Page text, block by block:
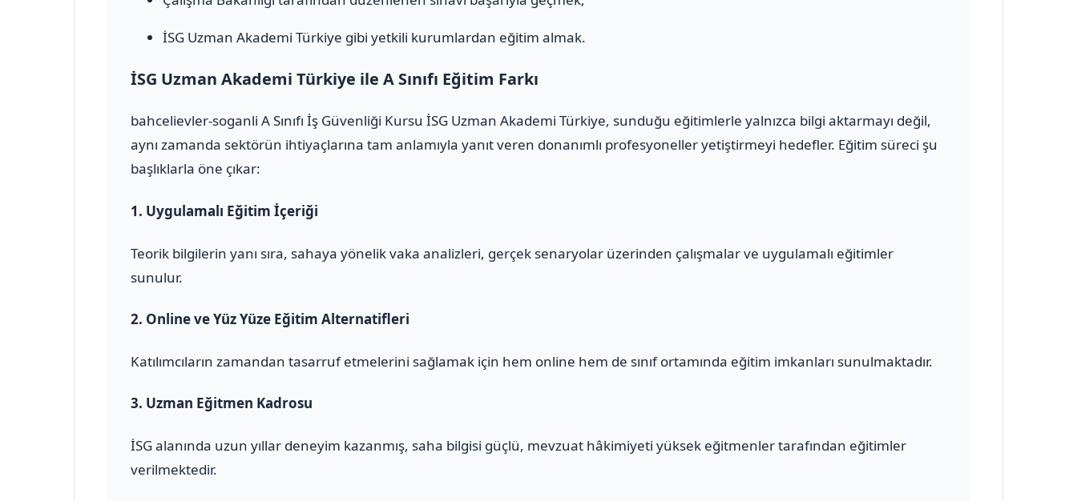
İSG Uzman Akademi Türkiye gibi yetkili kurumlardan eğitim almak.
İSG Uzman Akademi Türkiye ile A Sınıfı Eğitim Farkı
bahcelievler-soganli A Sınıfı İş Güvenliği Kursu İSG Uzman Akademi Türkiye, sunduğu eğitimlerle yalnızca bilgi aktarmayı değil,
aynı zamanda sektörün ihtiyaçlarına tam anlamıyla yanıt veren donanımlı profesyoneller yetiştirmeyi hedefler. Eğitim süreci şu
başlıklarla öne çıkar:
1. Uygulamalı Eğitim İçeriği
Teorik bilgilerin yanı sıra, sahaya yönelik vaka analizleri, gerçek senaryolar üzerinden çalışmalar ve uygulamalı eğitimler
sunulur.
2. Online ve Yüz Yüze Eğitim Alternatifleri
Katılımcıların zamandan tasarruf etmelerini sağlamak için hem online hem de sınıf ortamında eğitim imkanları sunulmaktadır.
3. Uzman Eğitmen Kadrosu
İSG alanında uzun yıllar deneyim kazanmış, saha bilgisi güçlü, mevzuat hâkimiyeti yüksek eğitmenler tarafından eğitimler
verilmektedir.